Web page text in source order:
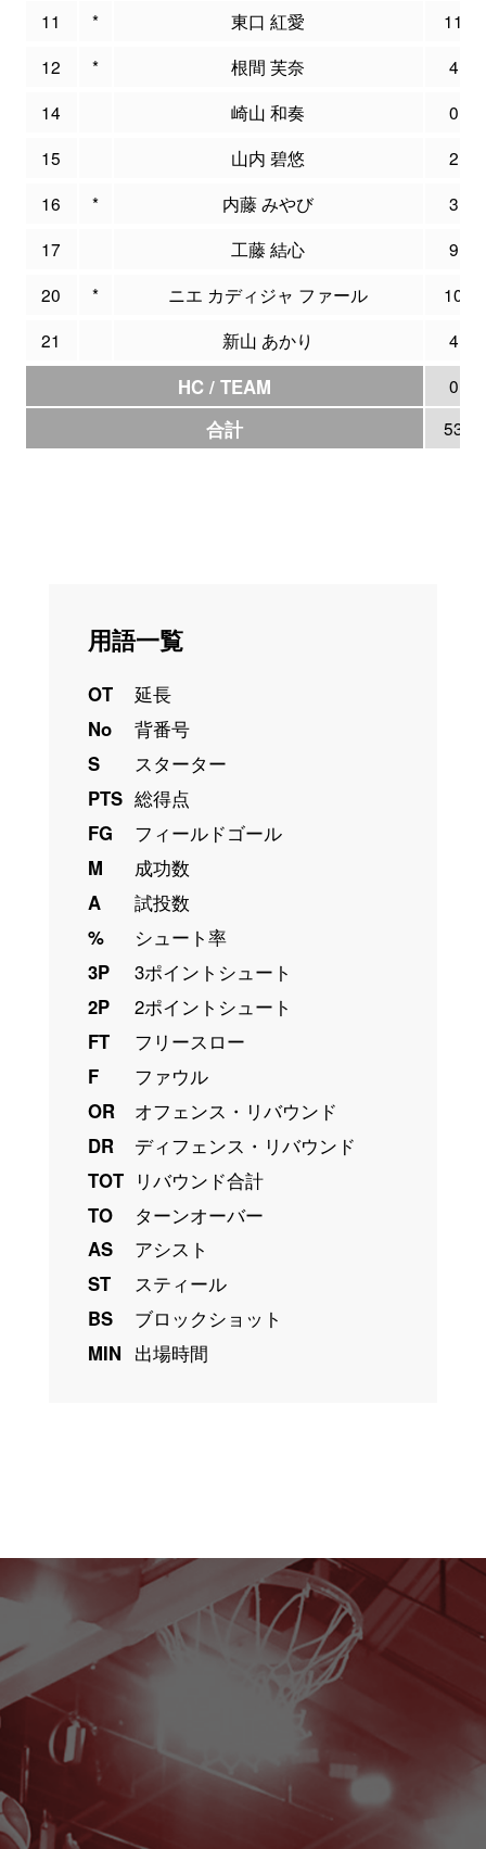
11 * 東口 紅愛
11
12
* 根間 芙奈
4
14
崎山 和奏
0
15
山内 碧悠
2
16
* 内藤 みやび
3
17
工藤 結心
9
20
* ニエ カディジャ ファール
10
21
新山 あかり 4
HC / TEAM 0
合計 53
用語一覧
OT
延長
No
背番号
S
スターター
PTS 総得点
FG
フィールドゴール
M
成功数
A
試投数
%
シュート率
3P
3ポイントシュート
2P
2ポイントシュート
FT
フリースロー
F
ファウル
OR
オフェンス・リバウンド
DR
ディフェンス・リバウンド
TOT リバウンド合計
TO
ターンオーバー
AS
アシスト
ST
スティール
BS
ブロックショット
MIN 出場時間